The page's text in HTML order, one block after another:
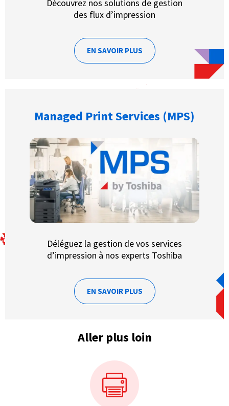
Découvrez nos solutions de gestion
des flux d’impression
EN SAVOIR PLUS
Managed Print Services (MPS)
Déléguez la gestion de vos services
d’impression à nos experts Toshiba
EN SAVOIR PLUS
Aller plus loin